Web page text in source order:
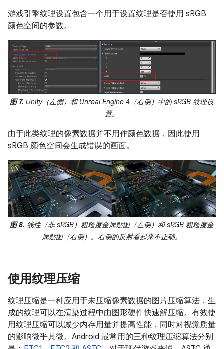
游戏引擎纹理设置包含一个用于设置纹理是否使用 sRGB
颜色空间的参数。
图 7. Unity（左侧）和 Unreal Engine 4（右侧）中的 sRGB 纹理设
置。
由于此类纹理的像素数据并不用作颜色数据，因此使用
sRGB 颜色空间会生成错误的画面。
图 8. 线性（非 sRGB）粗糙度金属贴图（左侧）和 sRGB 粗糙度金
属贴图（右侧）。右侧的反射看起来不正确。
使用纹理压缩
纹理压缩是一种应用于未压缩像素数据的图片压缩算法，生
成的纹理可以在渲染过程中由图形硬件快速解压缩。有效使
用纹理压缩可以减少内存用量并提高性能，同时对视觉质量
的影响微乎其微。Android 最常用的三种纹理压缩算法分别